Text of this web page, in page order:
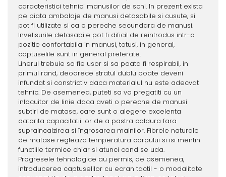
caracteristici tehnici manusilor de schi. In prezent exista
pe piata ambalaje de manusi detasabile si cusute, si
pot fi utilizate si ca o pereche secundara de manusi.
Invelisurile detasabile pot fi dificil de reintrodus intr-o
pozitie confortabila in manusi, totusi, in general,
captuselile sunt in general preferate.
Linerul trebuie sa fie usor si sa poata fi respirabil, in
primul rand, deoarece stratul dublu poate deveni
infundat si constrictiv daca materialul nu este adecvat
tehnic. De asemenea, puteti sa va pregatiti cu un
inlocuitor de linie daca aveti o pereche de manusi
subtiri de matase, care sunt o alegere excelenta
datorita capacitatii lor de a pastra caldura fara
supraincalzirea si îngrosarea mainilor. Fibrele naturale
de matase regleaza temperatura corpului si isi mentin
functiile termice chiar si atunci cand se uda.
Progresele tehnologice au permis, de asemenea,
introducerea captuselilor cu ecran tactil - o modalitate